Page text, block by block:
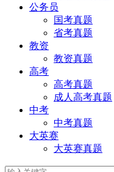
公务员
国考真题
省考真题
教资
教资真题
高考
高考真题
成人高考真题
中考
中考真题
大英赛
大英赛真题